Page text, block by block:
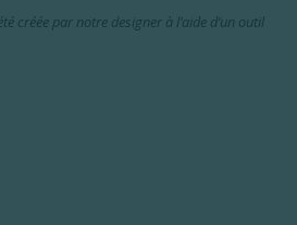
créée par notre designer à l’aide d’un outil